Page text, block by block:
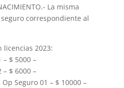
La misma
correspondiente al
licencias 2023:
$ 5000 –
$ 6000 –
Seguro 01 – $ 10000 –